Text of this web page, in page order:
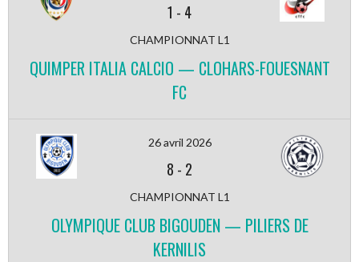
1 - 4
CHAMPIONNAT L1
QUIMPER ITALIA CALCIO — CLOHARS-FOUESNANT
FC
26 avril 2026
8 - 2
CHAMPIONNAT L1
OLYMPIQUE CLUB BIGOUDEN — PILIERS DE
KERNILIS